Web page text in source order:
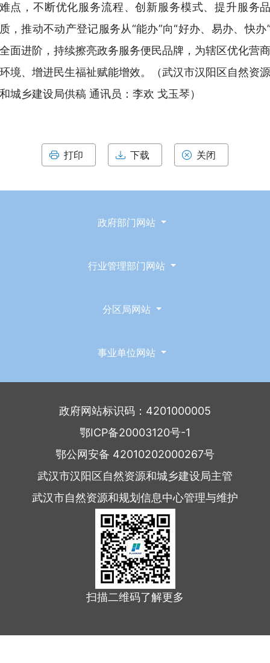
点，不断优化服务流程、创新服务模式、提升服务
，推动不动产登记服务从“能办”向“好办、易办、快办
面进阶，持续擦亮政务服务便民品牌，为辖区优化营
境、增进民生福祉赋能增效。（武汉市汉阳区自然资
城乡建设局供稿 通讯员：李欢 戈玉琴）
打印 下载 关闭
政府部门网站
行业管理部门网站
分区局网站
事业单位网站
政府网站标识码：4201000005
鄂ICP备20003120号-1
鄂公网安备 42010202000267号
武汉市汉阳区自然资源和城乡建设局主管
武汉市自然资源和规划信息中心管理与维护
扫描二维码了解更多